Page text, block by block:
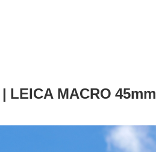
LEICA MACRO 45mm